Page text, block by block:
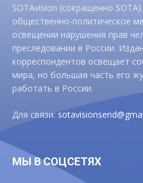
SOTAvision (сокращенно
общественно-политическое
освещении нарушения прав
преследовании в России.
корреспондентов освещает
мира, но большая часть его
работать в России.
Для связи:
МЫ В СОЦСЕТЯХ